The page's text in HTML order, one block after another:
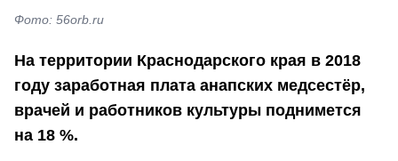
Фото: 56orb.ru
На территории Краснодарского края в 2018
году заработная плата анапских медсестёр,
врачей и работников культуры поднимется
на 18 %.